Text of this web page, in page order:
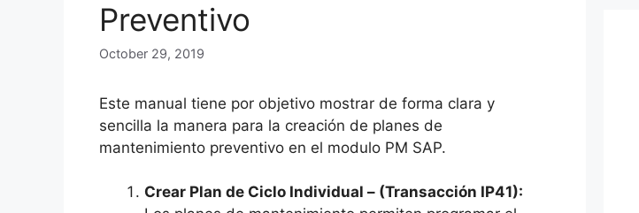
Preventivo
October 29, 2019
Este manual tiene por objetivo mostrar de forma clara y
sencilla la manera para la creación de planes de
mantenimiento preventivo en el modulo PM SAP.
Crear Plan de Ciclo Individual – (Transacción IP41):